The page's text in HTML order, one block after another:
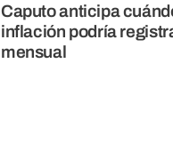
Caputo anticipa
inflación podría
mensual